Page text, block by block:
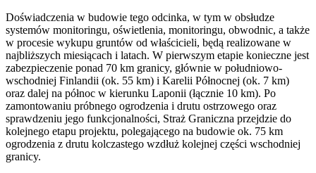
Doświadczenia w budowie tego odcinka, w tym w obsłudze
systemów monitoringu, oświetlenia, monitoringu, obwodnic, a także
w procesie wykupu gruntów od właścicieli, będą realizowane w
najbliższych miesiącach i latach. W pierwszym etapie konieczne jest
zabezpieczenie ponad 70 km granicy, głównie w południowo-
wschodniej Finlandii (ok. 55 km) i Karelii Północnej (ok. 7 km)
oraz dalej na północ w kierunku Laponii (łącznie 10 km). Po
zamontowaniu próbnego ogrodzenia i drutu ostrzowego oraz
sprawdzeniu jego funkcjonalności, Straż Graniczna przejdzie do
kolejnego etapu projektu, polegającego na budowie ok. 75 km
ogrodzenia z drutu kolczastego wzdłuż kolejnej części wschodniej
granicy.